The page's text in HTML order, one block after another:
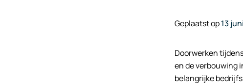
Geplaatst op13
Doorwerken
en de verbouwing
belangrijke